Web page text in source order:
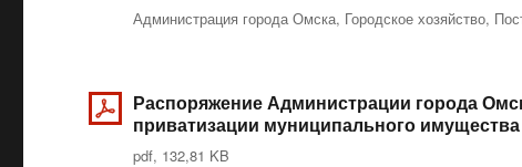
Рубрики
Администрация города Омска, Городское хозяйство,
Распоряжение Администрации города
приватизации муниципального
pdf, 132,81 KB